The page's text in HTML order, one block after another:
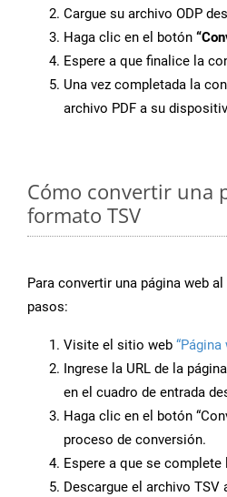
Cargue su archivo ODP
Haga clic en el botón
Espere a que finalice la
Una vez completada la
archivo PDF a su
Cómo convertir una
formato TSV
Para convertir una página web
pasos:
Visite el sitio web “Página
Ingrese la URL de la
en el cuadro de entrada
Haga clic en el botón
proceso de conversión.
Espere a que se complete
Descargue el archivo